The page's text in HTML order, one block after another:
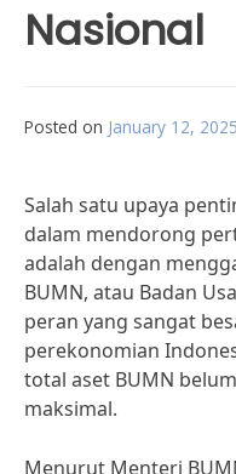
Nasional
Posted on January 12, 2025
Salah satu upaya
dalam mendorong
adalah dengan
BUMN, atau Badan
peran yang sangat
perekonomian
total aset BUMN
maksimal.
Menurut Menteri